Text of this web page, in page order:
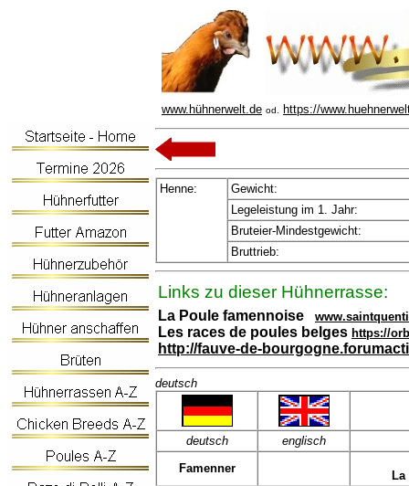
www.hühnerwelt.de od. https://
Henne:
Gewicht:
Legeleistung im 1. Jahr:
Bruteier-Mindestgewicht:
Bruttrieb:
Links zu dieser Hühnerrasse:
La Poule famennoise
Les races de poules belges https://
http://fauve-de-
deutsch
deutsch
englisch
Famenner